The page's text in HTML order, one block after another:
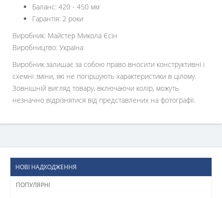
Баланс: 420 - 450 мм
Гарантія: 2 роки
Виробник: Майстер Микола Єсін
Виробництво: Україна
Виробник залишає за собою право вносити конструктивні і
схемні зміни, які не погіршують характеристики в цілому.
Зовнішній вигляд товару, включаючи колір, можуть
незначно відрізнятися від представлених на фотографії.
НОВІ НАДХОДЖЕННЯ
ПОПУЛЯРНІ